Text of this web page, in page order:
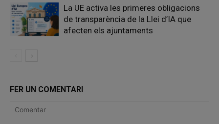
La UE activa les primeres obligacions
de transparència de la Llei d’IA que
afecten els ajuntaments
FER UN COMENTARI